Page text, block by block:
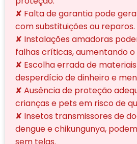
✘ Falta de garantia pode
com substituições ou reparos.
✘ Instalações amadoras
falhas críticas, aumentando
✘ Escolha errada de
desperdício de dinheiro e
✘ Ausência de proteção
crianças e pets em risco de
✘ Insetos transmissores de
dengue e chikungunya,
sem telas.